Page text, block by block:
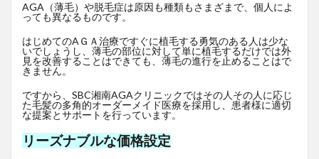
AGA（薄毛）や脱毛症は原因も種類もさまざまで、個人によ
っても異なるものです。
はじめてのAＧＡ治療ですぐに植毛する勇気のある人は少な
いでしょうし、薄毛の部位に対して単に植毛するだけでは外
見を改善することはできても、薄毛の進行を止めることはで
きません。
ですから、SBC湘南AGAクリニックではその人その人に応じ
た毛髪の多角的オーダーメイド医療を採用し、患者様に適切
な提案とサポートを行っています。
リーズナブルな価格設定